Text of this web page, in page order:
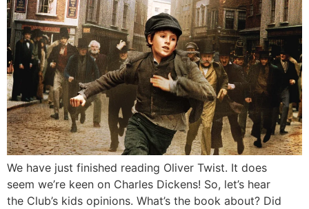
We have just finished reading Oliver Twist. It does
seem we’re keen on Charles Dickens! So, let’s hear
the Club’s kids opinions. What’s the book about? Did